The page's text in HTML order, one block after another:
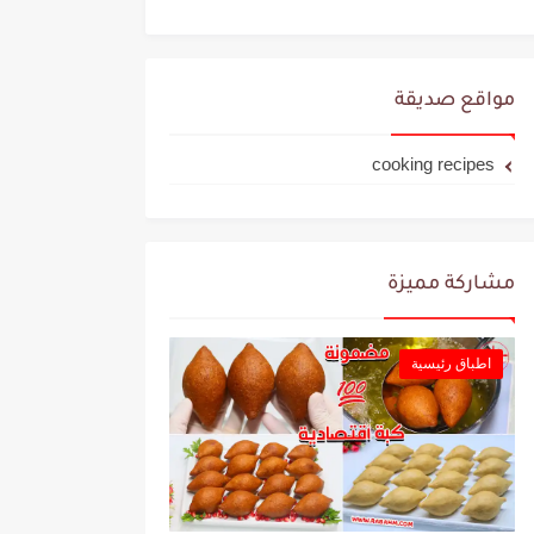
مواقع صديقة
cooking recipes
مشاركة مميزة
اطباق رئيسية